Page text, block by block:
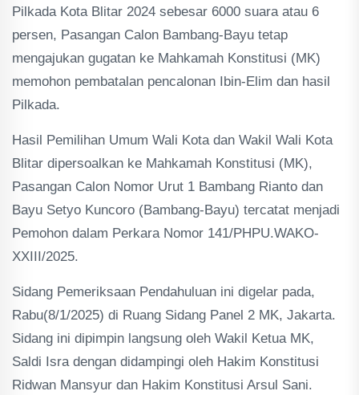
Pilkada Kota Blitar 2024 sebesar 6000 suara atau 6
persen, Pasangan Calon Bambang-Bayu tetap
mengajukan gugatan ke Mahkamah Konstitusi (MK)
memohon pembatalan pencalonan Ibin-Elim dan hasil
Pilkada.
Hasil Pemilihan Umum Wali Kota dan Wakil Wali Kota
Blitar dipersoalkan ke Mahkamah Konstitusi (MK),
Pasangan Calon Nomor Urut 1 Bambang Rianto dan
Bayu Setyo Kuncoro (Bambang-Bayu) tercatat menjadi
Pemohon dalam Perkara Nomor 141/PHPU.WAKO-
XXIII/2025.
Sidang Pemeriksaan Pendahuluan ini digelar pada,
Rabu(8/1/2025) di Ruang Sidang Panel 2 MK, Jakarta.
Sidang ini dipimpin langsung oleh Wakil Ketua MK,
Saldi Isra dengan didampingi oleh Hakim Konstitusi
Ridwan Mansyur dan Hakim Konstitusi Arsul Sani.